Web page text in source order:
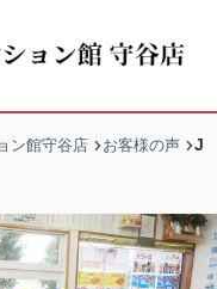
ン館守谷店 お客様の声 J